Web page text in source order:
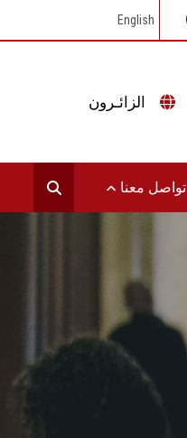
English
تواصل معنا